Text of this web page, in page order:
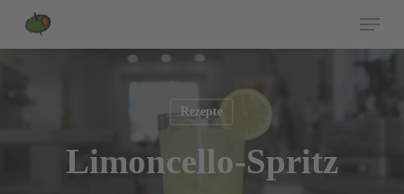
Menu
Rezepte
Limoncello-Spritz
Close